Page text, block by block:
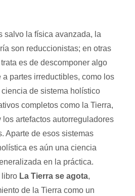
salvo la física avanzada, la
son reduccionistas; en otras
es de descomponer algo
a partes irreductibles, como los
de sistema holístico
completos como la Tierra,
los artefactos autorreguladores
Aparte de esos sistemas
es aún una ciencia
en la práctica.
libro La Tierra se agota,
de la Tierra como un